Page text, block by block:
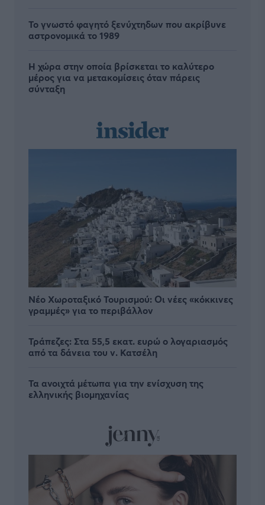
Το γνωστό φαγητό ξενύχτηδων που ακρίβυνε
αστρονομικά το 1989
Η χώρα στην οποία βρίσκεται το καλύτερο
μέρος για να μετακομίσεις όταν πάρεις
σύνταξη
Νέο Χωροταξικό Τουρισμού: Οι νέες «κόκκινες
γραμμές» για το περιβάλλον
Τράπεζες: Στα 55,5 εκατ. ευρώ ο λογαριασμός
από τα δάνεια του ν. Κατσέλη
Τα ανοιχτά μέτωπα για την ενίσχυση της
ελληνικής βιομηχανίας